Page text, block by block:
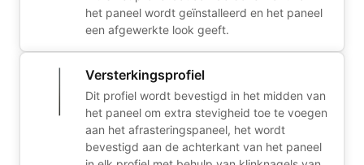
het paneel wordt geïnstalleerd en het paneel
een afgewerkte look geeft.
Versterkingsprofiel
Dit profiel wordt bevestigd in het midden van
het paneel om extra stevigheid toe te voegen
aan het afrasteringspaneel, het wordt
bevestigd aan de achterkant van het paneel